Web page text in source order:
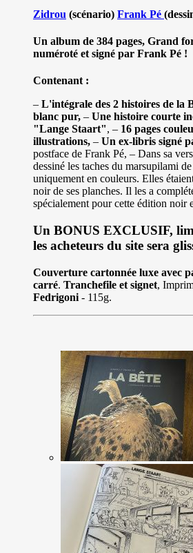
Zidrou (scénario) Frank Pé
Un album de 384 pages, Grand
numéroté et signé par Frank Pé !
Contenant :
– L'intégrale des 2 histoires de la
blanc pur, – Une histoire courte
"Lange Staart", – 16 pages
illustrations, – Un ex-libris signé
postface de Frank Pé, – Dans sa
dessiné les taches du marsupilami
uniquement en couleurs. Elles
noir de ses planches. Il les a
spécialement pour cette édition noir
Un BONUS EXCLUSIF,
les acheteurs du site sera
Couverture cartonnée luxe avec
carré. Tranchefile et signet,
Fedrigoni - 115g.